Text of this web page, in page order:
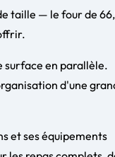
taille — le four de
surface en parallèle.
d'une
et ses équipements